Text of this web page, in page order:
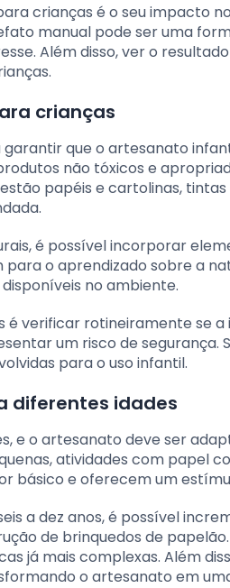
crianças é o seu impacto
manual pode ser uma
Além disso, ver o
crianças
que o artesanato
não tóxicos e
papéis e cartolinas,
é possível incorporar
para o aprendizado sobre a
no ambiente.
verificar rotineiramente se
um risco de segurança.
para o uso infantil.
diferentes idades
e o artesanato deve ser
atividades com papel
básico e oferecem um
a dez anos, é possível
de brinquedos de
já mais complexas. Além
o artesanato em